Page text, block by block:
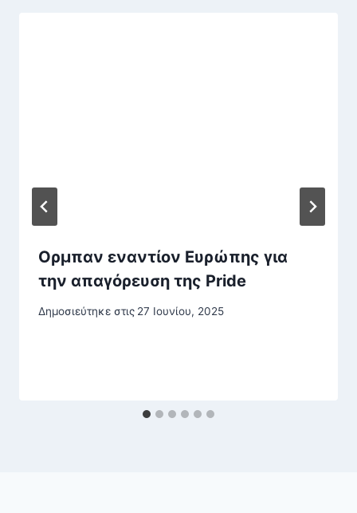
Ορμπαν εναντίον Ευρώπης για
την απαγόρευση της Pride
Δημοσιεύτηκε στις 27 Ιουνίου, 2025